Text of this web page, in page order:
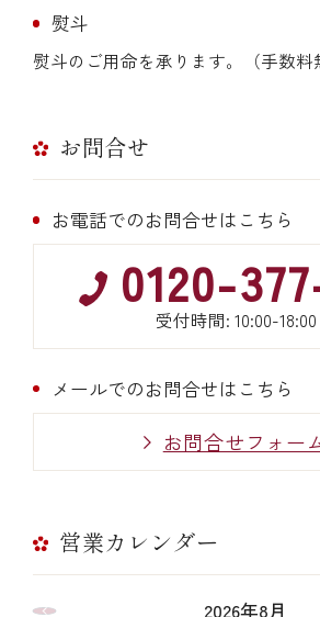
熨斗
熨斗のご用命を承ります。（手数料
お問合せ
お電話でのお問合せはこちら
0120-
受付時間: 10:00-18:00
メールでのお問合せはこちら
お問合せフォー
営業カレンダー
2026年8月